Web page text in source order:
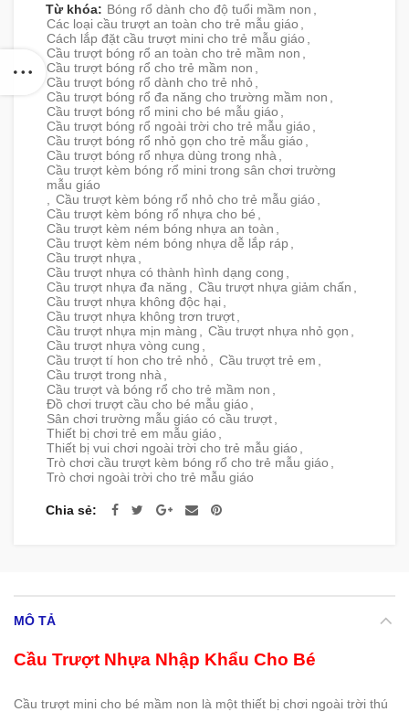
Từ khóa: Bóng rổ dành cho độ tuổi mầm non
Các loại cầu trượt an toàn cho trẻ mẫu giáo
Cách lắp đặt cầu trượt mini cho trẻ mẫu giáo
Cầu trượt bóng rổ an toàn cho trẻ mầm non
Cầu trượt bóng rổ cho trẻ mầm non
Cầu trượt bóng rổ dành cho trẻ nhỏ
Cầu trượt bóng rổ đa năng cho trường mầm non
Cầu trượt bóng rổ mini cho bé mẫu giáo
Cầu trượt bóng rổ ngoài trời cho trẻ mẫu giáo
Cầu trượt bóng rổ nhỏ gọn cho trẻ mẫu giáo
Cầu trượt bóng rổ nhựa dùng trong nhà
Cầu trượt kèm bóng rổ mini trong sân chơi trường
mẫu giáo
Cầu trượt kèm bóng rổ nhỏ cho trẻ mẫu giáo
Cầu trượt kèm bóng rổ nhựa cho bé
Cầu trượt kèm ném bóng nhựa an toàn
Cầu trượt kèm ném bóng nhựa dễ lắp ráp
Cầu trượt nhựa
Cầu trượt nhựa có thành hình dạng cong
Cầu trượt nhựa đa năng
Cầu trượt nhựa giảm chấn
Cầu trượt nhựa không độc hại
Cầu trượt nhựa không trơn trượt
Cầu trượt nhựa mịn màng
Cầu trượt nhựa nhỏ gọn
Cầu trượt nhựa vòng cung
Cầu trượt tí hon cho trẻ nhỏ
Cầu trượt trẻ em
Cầu trượt trong nhà
Cầu trượt và bóng rổ cho trẻ mầm non
Đồ chơi trượt cầu cho bé mẫu giáo
Sân chơi trường mẫu giáo có cầu trượt
Thiết bị chơi trẻ em mẫu giáo
Thiết bị vui chơi ngoài trời cho trẻ mẫu giáo
Trò chơi cầu trượt kèm bóng rổ cho trẻ mẫu giáo
Trò chơi ngoài trời cho trẻ mẫu giáo
Chia sẻ
MÔ TẢ
Cầu Trượt Nhựa Nhập Khẩu Cho Bé
Cầu trượt mini cho bé mầm non là một thiết bị chơi ngoài trời thú